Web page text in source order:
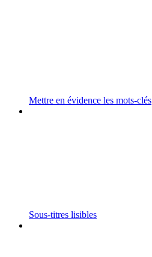
Mettre en évidence les mots-clés
Sous-titres lisibles